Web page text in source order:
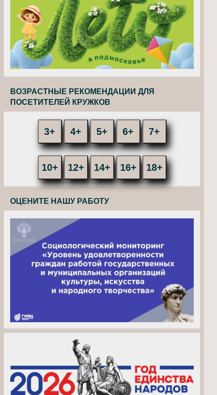
ВОЗРАСТНЫЕ РЕКОМЕНДАЦИИ ДЛЯ
ПОСЕТИТЕЛЕЙ КРУЖКОВ
3+ 4+ 5+ 6+ 7+
10+ 12+ 14+ 16+ 18+
ОЦЕНИТЕ НАШУ РАБОТУ